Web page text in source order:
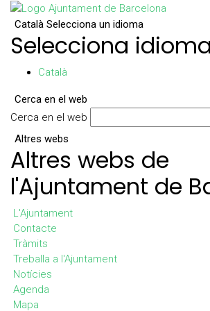
Català Selecciona un idioma
Selecciona idioma
Català
Cerca en el web
Cerca en el web
Altres webs
Altres webs de
l'Ajuntament de
L'Ajuntament
Contacte
Tràmits
Treballa a l'Ajuntament
Notícies
Agenda
Mapa